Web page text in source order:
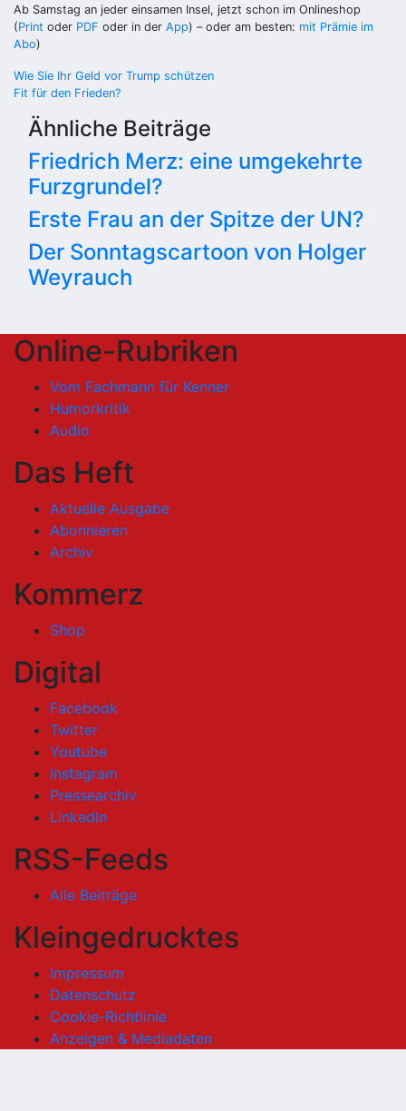
Ab Samstag an jeder einsamen Insel, jetzt schon im Onlineshop
(Print oder PDF oder in der App) – oder am besten: mit Prämie im
Abo)
Beitragsnavigation
Wie Sie Ihr Geld vor Trump schützen
Fit für den Frieden?
Ähnliche Beiträge
Friedrich Merz: eine umgekehrte
Furzgrundel?
Erste Frau an der Spitze der UN?
Der Sonntagscartoon von Holger
Weyrauch
Online-Rubriken
Vom Fachmann für Kenner
Humorkritik
Audio
Das Heft
Aktuelle Ausgabe
Abonnieren
Archiv
Kommerz
Shop
Digital
Facebook
Twitter
Youtube
Instagram
Pressearchiv
LinkedIn
RSS-Feeds
Alle Beiträge
Kleingedrucktes
Impressum
Datenschutz
Cookie-Richtlinie
Anzeigen & Mediadaten